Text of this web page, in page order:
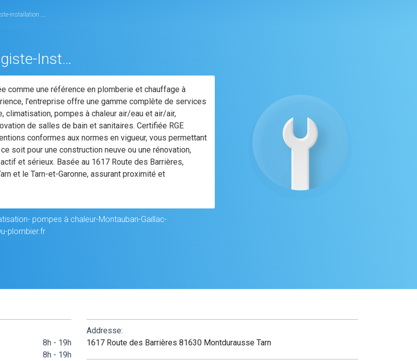
Montauban-Gaillac-Montdurausse
Chef Energie-Plombier-Chauffagiste-Installation Climatisation- Pompes À Chaleur-Montauban-Gaillac-Montdurausse
comme une référence en plomberie et chauffage à
l'entreprise offre une gamme complète de services
pompes à chaleur air/eau et air/air,
de salles de bain et sanitaires. Certifiée RGE
conformes aux normes en vigueur, vous permettant
soit pour une construction neuve ou une rénovation,
et sérieux. Basée au 1617 Route des Barrières,
et le Tarn-et-Garonne, assurant proximité et
pompes à chaleur-Montauban-Gaillac-
plombier.fr
8h - 19h
8h - 19h
Addresse:
1617 Route des Barrières 81630 Montdurausse Tarn